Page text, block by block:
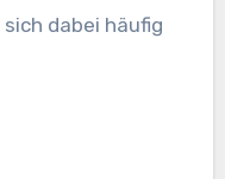
dabei häufig